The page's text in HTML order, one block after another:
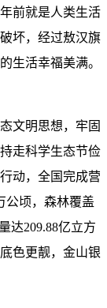
前就是人类生活
坏，经过敖汉旗
生活幸福美满。
文明思想，牢固
走科学生态节俭
动，全国完成营
公顷，森林覆盖
达209.88亿立方
色更靓，金山银